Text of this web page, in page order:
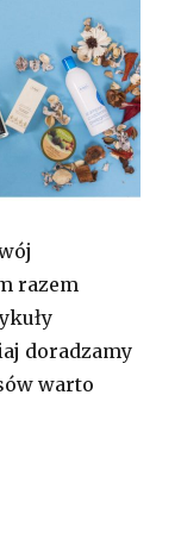
razem
doradzamy
warto